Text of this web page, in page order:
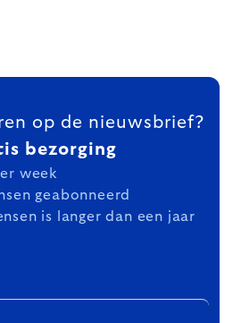
op de nieuwsbrief?
bezorging
week
geabonneerd
is langer dan een jaar